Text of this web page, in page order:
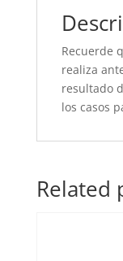
Recuerde
realiza
resultado
los casos
Related